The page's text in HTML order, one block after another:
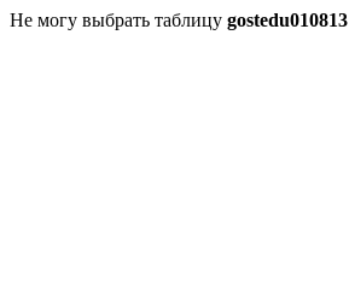
Не могу выбрать таблицу gostedu010813